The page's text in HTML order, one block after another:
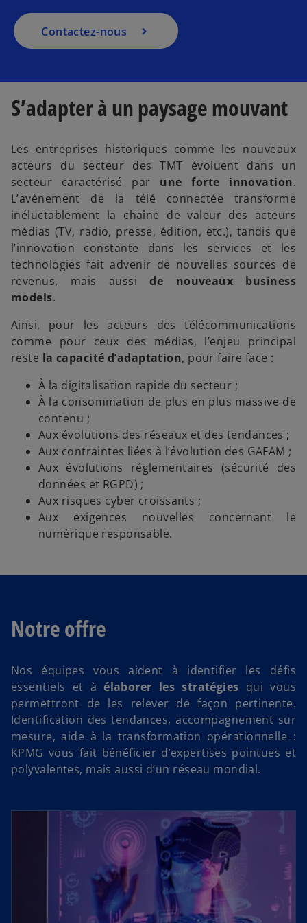
o
e
l
o
n
g
l
e
t
Contactez-nous
S’adapter à un paysage mouvant
Les entreprises historiques comme les nouveaux
acteurs du secteur des TMT évoluent dans un
secteur caractérisé par une forte innovation.
L’avènement de la télé connectée transforme
inéluctablement la chaîne de valeur des acteurs
médias (TV, radio, presse, édition, etc.), tandis que
l’innovation constante dans les services et les
technologies fait advenir de nouvelles sources de
revenus, mais ausside nouveaux business
models.
Ainsi, pour les acteurs des télécommunications
comme pour ceux des médias, l’enjeu principal
reste la capacité d’adaptation, pour faire face :
À la digitalisation rapide du secteur ;
À la consommation de plus en plus massive de
contenu ;
Aux évolutions des réseaux et des tendances ;
Aux contraintes liées à l’évolution des GAFAM ;
Aux évolutions réglementaires (sécurité des
données et RGPD) ;
Aux risques cyber croissants ;
Aux exigences nouvelles concernant le
numérique responsable.
Notre offre
Nos équipes vous aident à identifier les défis
essentiels et àélaborer les stratégies qui vous
permettront de les relever de façon pertinente.
Identification des tendances, accompagnement sur
mesure, aide à la transformation opérationnelle :
KPMG vous fait bénéficier d’expertises pointues et
polyvalentes, mais aussi d’un réseau mondial.